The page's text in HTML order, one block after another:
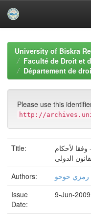
navigationUniversity of Biskra
Faculté de Droit et
Département de
Please use this
http://
Title:
لأحكام
Authors:
رمزي حوحو
Issue
Date:
9-Jun-2009